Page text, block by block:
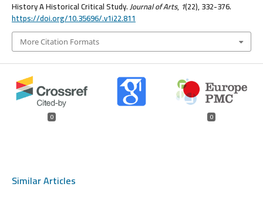
History A Historical Critical Study.Journal of Arts, 1(22), 332-376.
https://doi.org/10.35696/.v1i22.811
More Citation Formats
0 0
Similar Articles